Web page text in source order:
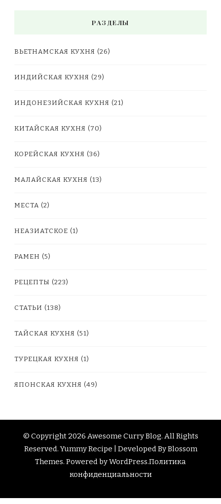
РАЗДЕЛЫ
ВЬЕТНАМСКАЯ КУХНЯ (26)
ИНДИЙСКАЯ КУХНЯ (29)
ИНДОНЕЗИЙСКАЯ КУХНЯ (21)
КИТАЙСКАЯ КУХНЯ (70)
КОРЕЙСКАЯ КУХНЯ (36)
МАЛАЙСКАЯ КУХНЯ (13)
МЕСТА (2)
НЕАЗИАТСКОЕ (1)
РАМЕН (5)
РЕЦЕПТЫ (223)
СТАТЬИ (138)
ТАЙСКАЯ КУХНЯ (51)
ТУРЕЦКАЯ КУХНЯ (1)
ЯПОНСКАЯ КУХНЯ (49)
© Copyright 2026 Awesome Curry Blog. All Rights
Reserved.Yummy Recipe | Developed ByBlossom
Themes. Powered byWordPress.Политика
конфиденциальности